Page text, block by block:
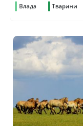
Влада Тварини